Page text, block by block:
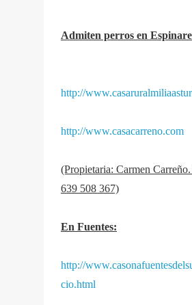
Admiten perros en
http://
http://www.casacarreno.com
(Propietaria: Carmen
639 508 367)
En Fuentes:
http://
cio.html